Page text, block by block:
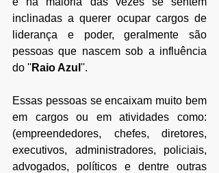
inclinadas a querer ocupar cargos de
liderança e poder, geralmente são
pessoas que nascem sob a influência
do ''Raio Azul ''.
Essas pessoas se encaixam muito bem
em cargos ou em atividades como:
(empreendedores, chefes, diretores,
executivos, administradores, policiais,
advogados, políticos e dentre outras